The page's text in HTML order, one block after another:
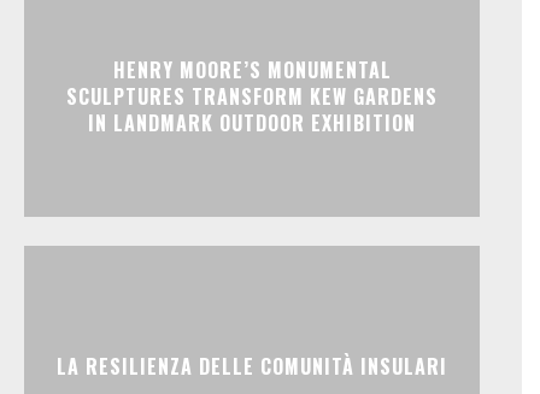
HENRY MOORE’S MONUMENTAL
SCULPTURES TRANSFORM KEW GARDENS
IN LANDMARK OUTDOOR EXHIBITION
LA RESILIENZA DELLE COMUNITÀ INSULARI